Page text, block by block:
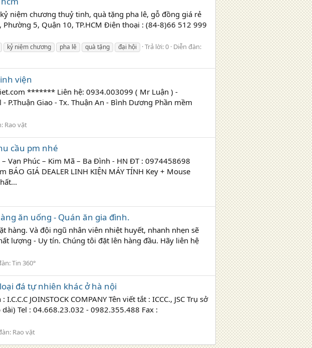
niệm chương thuỷ tinh, quà tặng pha lê, gỗ đồng giá rẻ
5, Quận 10, TP.HCM Điện thoại : (84-8)66 512 999
kỷ niệm chương pha lê quà tặng đại hội Trả lời: 0 Diễn đàn:
viện
******* Liên hệ: 0934.003099 ( Mr Luận ) -
P.Thuận Giao - Tx. Thuận An - Bình Dương Phần mềm
Rao vặt
cầu pm nhé
Vạn Phúc – Kim Mã – Ba Đình - HN ĐT : 0974458698
GIÁ DEALER LINH KIỆN MÁY TÍNH Key + Mouse
ăn uống - Quán ăn gia đình.
hàng. Và đội ngũ nhân viên nhiệt huyết, nhanh nhẹn sẽ
lượng - Uy tín. Chúng tôi đặt lên hàng đầu. Hãy liên hệ
Tin 360°
đá tự nhiên khác ở hà nội
JOINSTOCK COMPANY Tên viết tắt : ICCC., JSC Trụ sở
Tel : 04.668.23.032 - 0982.355.488 Fax :
Rao vặt